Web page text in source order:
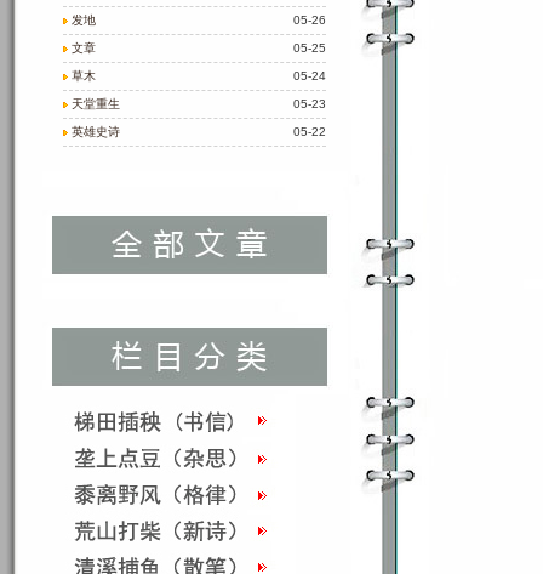
05-26
发地
05-25
文章
05-24
草木
05-23
天堂重生
05-22
英雄史诗